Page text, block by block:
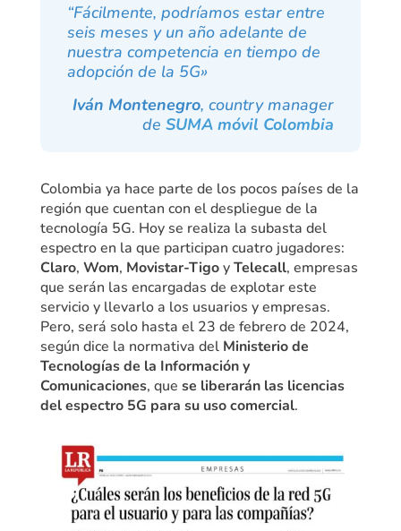
“Fácilmente, podríamos estar entre
seis meses y un año adelante de
nuestra competencia en tiempo de
adopción de la 5G»
Iván Montenegro,country manager
deSUMA móvil Colombia
Colombia ya hace parte de los pocos países de la
región que cuentan con el despliegue de la
tecnología 5G. Hoy se realiza la subasta del
espectro en la que participan cuatro jugadores:
Claro, Wom, Movistar-TigoyTelecall, empresas
que serán las encargadas de explotar este
servicio y llevarlo a los usuarios y empresas.
Pero, será solo hasta el 23 de febrero de 2024,
según dice la normativa del Ministerio de
Tecnologías de la Información y
Comunicaciones, que se liberarán las licencias
del espectro 5G para su uso comercial.